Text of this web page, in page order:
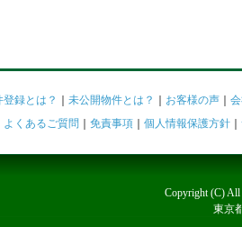
録とは？ 未公開物件とは？ お客様の声
よくあるご質問 免責事項 個人情報保護方針
Copyright (C)
東京